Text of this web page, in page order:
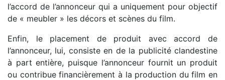
l’accord de l’annonceur qui a uniquement pour objectif
de « meubler » les décors et scènes du film.
Enfin, le placement de produit avec accord de
l’annonceur, lui, consiste en de la publicité clandestine
à part entière, puisque l’annonceur fournit un produit
ou contribue financièrement à la production du film en